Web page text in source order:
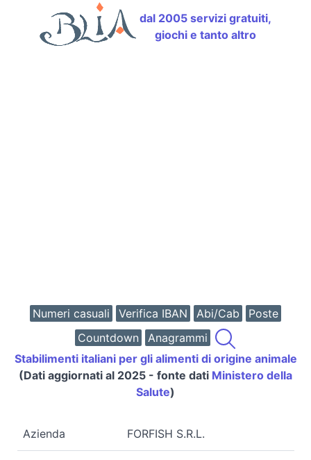
dal 2005 servizi gratuiti,
giochi e tanto altro
Numeri casuali Verifica IBAN Abi/Cab
Poste
Countdown
Anagrammi
Stabilimenti italiani per gli alimenti di origine animale
(Dati aggiornati al 2025 - fonte dati Ministero della
Salute)
Azienda FORFISH S.R.L.